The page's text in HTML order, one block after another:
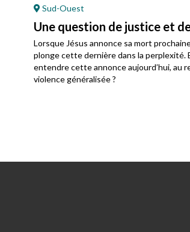
Sud-Ouest
Une question de justice et
Lorsque Jésus annonce sa mort
plonge cette dernière dans la perplexité.
entendre cette annonce aujourd’hui, au
violence généralisée ?